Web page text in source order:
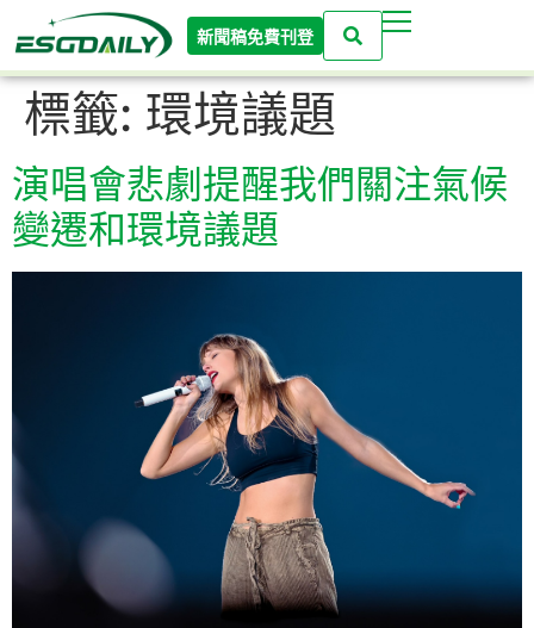
新聞稿免費刊登
標籤: 環境議題
演唱會悲劇提醒我們關注氣候
變遷和環境議題